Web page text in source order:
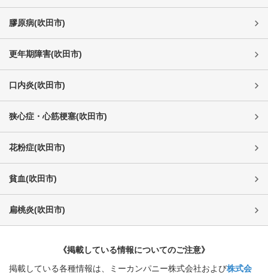
膠原病(吹田市)
更年期障害(吹田市)
口内炎(吹田市)
狭心症・心筋梗塞(吹田市)
花粉症(吹田市)
貧血(吹田市)
扁桃炎(吹田市)
《掲載している情報についてのご注意》
掲載している各種情報は、ミーカンパニー株式会社および株式会